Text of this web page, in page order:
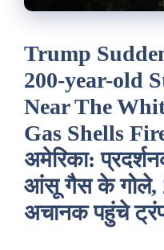
Trump
200-year-old
Near The
Gas Shells
अमेरिका:
आंसू गैस के गोले,
अचानक पहुंचे